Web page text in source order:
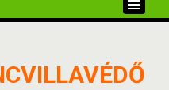
Toggle